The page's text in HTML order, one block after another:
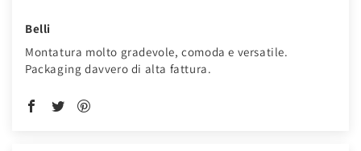
Belli
Montatura molto gradevole, comoda e versatile.
Packaging davvero di alta fattura.